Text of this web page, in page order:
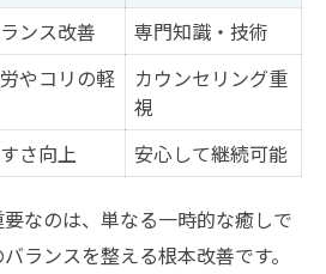
ンス改善
専門知識・技術
やコリの軽
カウンセリング重
視
さ向上 安心して継続可能
なのは、単なる一時的な癒しで
ランスを整える根本改善です。